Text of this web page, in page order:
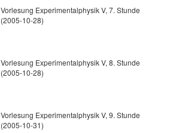
Vorlesung Experimentalphysik V, 7. Stunde
(2005-10-28)
Vorlesung Experimentalphysik V, 8. Stunde
(2005-10-28)
Vorlesung Experimentalphysik V, 9. Stunde
(2005-10-31)